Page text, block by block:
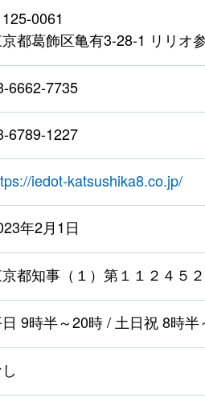
0061
都葛飾区亀有3-28-1 リリオ
7735
6789-1227
iedot-katsushika8.co.jp/
年2月1日
都知事（１）第１１２４５
9時半～20時 / 土日祝 8時半